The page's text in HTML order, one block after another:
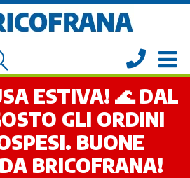
ESTIVA! 🌊 DAL
GLI ORDINI
BUONE
BRICOFRANA!